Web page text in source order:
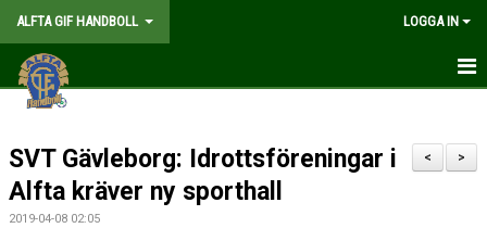
ALFTA GIF HANDBOLL LOGGA IN
HEM
FÖRENINGEN
MEDLEMSKAP
>
<
SVT Gävleborg: Idrottsföreningar i
Alfta kräver ny sporthall
2019-04-08 02:05